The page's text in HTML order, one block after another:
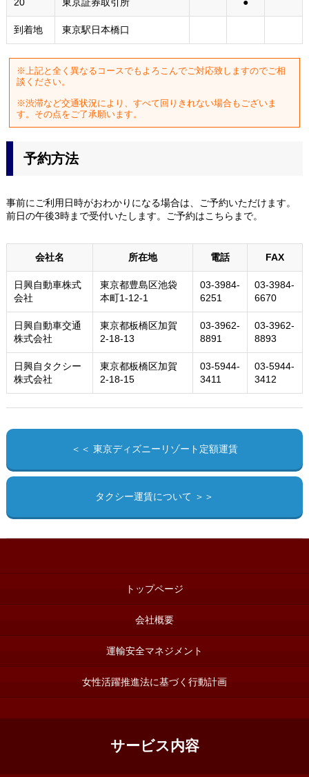
20 東京証券取引所 ●
到着地 東京駅日本橋口
上記と全く異なるコースでもよろこんでご対応致しますのでご相
談ください。
渋滞など交通状況により、すべて回りきれない場合もございま
す。その点をご了承願います。
予約方法
事前にご利用日時がおわかりになる場合は、ご予約いただけます。
前日の午後3時まで受付いたします。ご予約はこちらまで。
会社名 所在地 電話 FAX
日興自動車株式
会社
東京都豊島区池袋
本町1-12-1
03-3984-
6251
03-3984-
6670
日興自動車交通
株式会社
東京都板橋区加賀
2-18-13
03-3962-
8891
03-3962-
8893
日興自タクシー
株式会社
東京都板橋区加賀
2-18-15
03-5944-
3411
03-5944-
3412
＜＜ 東京ディズニーリゾート定額運賃
タクシー運賃について ＞＞
トップページ
会社概要
運輸安全マネジメント
女性活躍推進法に基づく行動計画
サービス内容